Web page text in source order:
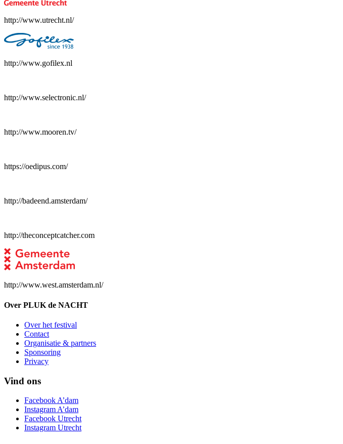
http://www.utrecht.nl/
http://www.gofilex.nl
http://www.selectronic.nl/
http://www.mooren.tv/
https://oedipus.com/
http://badeend.amsterdam/
http://theconceptcatcher.com
http://www.west.amsterdam.nl/
Over PLUK de NACHT
Over het festival
Contact
Organisatie & partners
Sponsoring
Privacy
Vind ons
Facebook A’dam
Instagram A’dam
Facebook Utrecht
Instagram Utrecht